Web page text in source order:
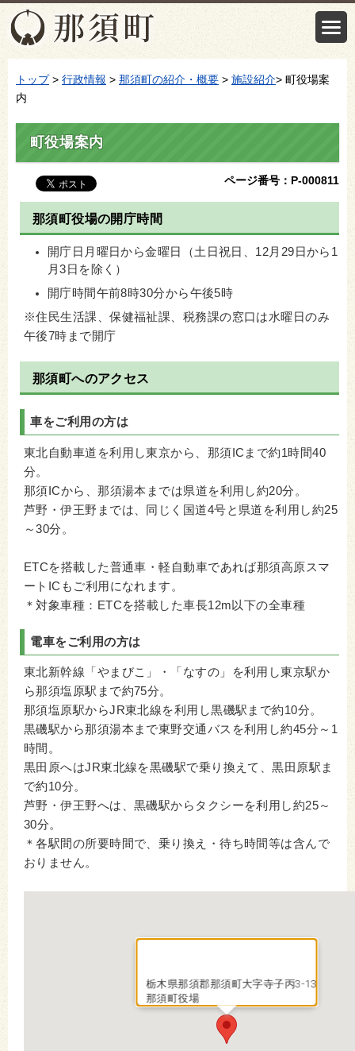
トップ> 行政情報 > 那須町の紹介・概要 > 施設紹介> 町役場案
内
町役場案内
ページ番号：P-000811
那須町役場の開庁時間
開庁日月曜日から金曜日（土日祝日、12月29日から1
月3日を除く）
開庁時間午前8時30分から午後5時
※住民生活課、保健福祉課、税務課の窓口は水曜日のみ
午後7時まで開庁
那須町へのアクセス
車をご利用の方は
東北自動車道を利用し東京から、那須ICまで約1時間40
分。
那須ICから、那須湯本までは県道を利用し約20分。
芦野・伊王野までは、同じく国道4号と県道を利用し約25
～30分。
ETCを搭載した普通車・軽自動車であれば那須高原スマ
ートICもご利用になれます。
＊対象車種：ETCを搭載した車長12m以下の全車種
電車をご利用の方は
東北新幹線「やまびこ」・「なすの」を利用し東京駅か
ら那須塩原駅まで約75分。
那須塩原駅からJR東北線を利用し黒磯駅まで約10分。
黒磯駅から那須湯本まで東野交通バスを利用し約45分～1
時間。
黒田原へはJR東北線を黒磯駅で乗り換えて、黒田原駅ま
で約10分。
芦野・伊王野へは、黒磯駅からタクシーを利用し約25～
30分。
＊各駅間の所要時間で、乗り換え・待ち時間等は含んで
おりません。
栃木県那須郡那須町大字寺子丙3-13
那須町役場